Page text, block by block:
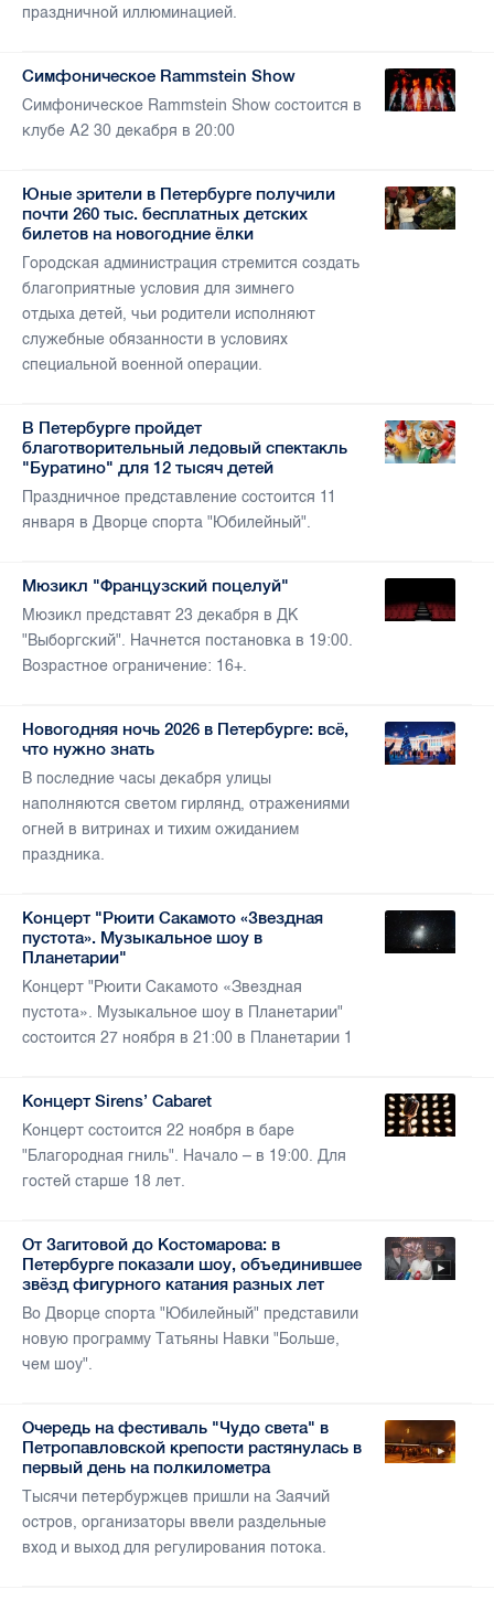
праздничной иллюминацией.
Симфоническое Rammstein Show
Симфоническое Rammstein Show состоится в
клубе А2 30 декабря в 20:00
Юные зрители в Петербурге получили
почти 260 тыс. бесплатных детских
билетов на новогодние ёлки
Городская администрация стремится создать
благоприятные условия для зимнего
отдыха детей, чьи родители исполняют
служебные обязанности в условиях
специальной военной операции.
В Петербурге пройдет
благотворительный ледовый спектакль
"Буратино" для 12 тысяч детей
Праздничное представление состоится 11
января в Дворце спорта "Юбилейный".
Мюзикл "Французский поцелуй"
Мюзикл представят 23 декабря в ДК
"Выборгский". Начнется постановка в 19:00.
Возрастное ограничение: 16+.
Новогодняя ночь 2026 в Петербурге: всё,
что нужно знать
В последние часы декабря улицы
наполняются светом гирлянд, отражениями
огней в витринах и тихим ожиданием
праздника.
Концерт "Рюити Сакамото «Звездная
пустота». Музыкальное шоу в
Планетарии"
Концерт "Рюити Сакамото «Звездная
пустота». Музыкальное шоу в Планетарии"
состоится 27 ноября в 21:00 в Планетарии 1
Концерт Sirens’ Cabaret
Концерт состоится 22 ноября в баре
"Благородная гниль". Начало – в 19:00. Для
гостей старше 18 лет.
От Загитовой до Костомарова: в
Петербурге показали шоу, объединившее
звёзд фигурного катания разных лет
Во Дворце спорта "Юбилейный" представили
новую программу Татьяны Навки "Больше,
чем шоу".
Очередь на фестиваль "Чудо света" в
Петропавловской крепости растянулась в
первый день на полкилометра
Тысячи петербуржцев пришли на Заячий
остров, организаторы ввели раздельные
вход и выход для регулирования потока.